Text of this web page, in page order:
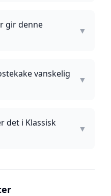
gir denne
▼
vanskelig
▼
det i Klassisk
▼